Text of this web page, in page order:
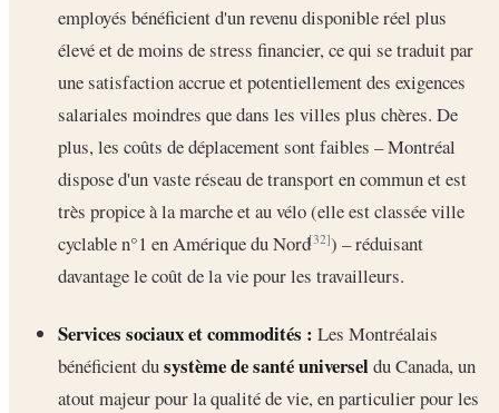
employés bénéficient d'un revenu disponible réel plus
élevé et de moins de stress financier, ce qui se traduit par
une satisfaction accrue et potentiellement des exigences
salariales moindres que dans les villes plus chères. De
plus, les coûts de déplacement sont faibles – Montréal
dispose d'un vaste réseau de transport en commun et est
très propice à la marche et au vélo (elle est classée ville
cyclable n°1 en Amérique du Nord[32]) – réduisant
davantage le coût de la vie pour les travailleurs.
Services sociaux et commodités : Les Montréalais
bénéficient dusystème de santé universeldu Canada, un
atout majeur pour la qualité de vie, en particulier pour les